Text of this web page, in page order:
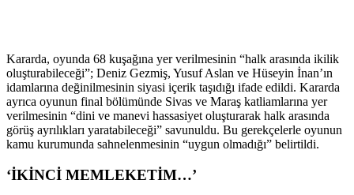
Kararda, oyunda 68 kuşağına yer verilmesinin “halk arasında ikilik
oluşturabileceği”; Deniz Gezmiş, Yusuf Aslan ve Hüseyin İnan’ın
idamlarına değinilmesinin siyasi içerik taşıdığı ifade edildi. Kararda
ayrıca oyunun final bölümünde Sivas ve Maraş katliamlarına yer
verilmesinin “dini ve manevi hassasiyet oluşturarak halk arasında
görüş ayrılıkları yaratabileceği” savunuldu. Bu gerekçelerle oyunun
kamu kurumunda sahnelenmesinin “uygun olmadığı” belirtildi.
‘İKİNCİ MEMLEKETİM…’